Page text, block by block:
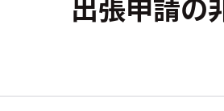
出張申請の